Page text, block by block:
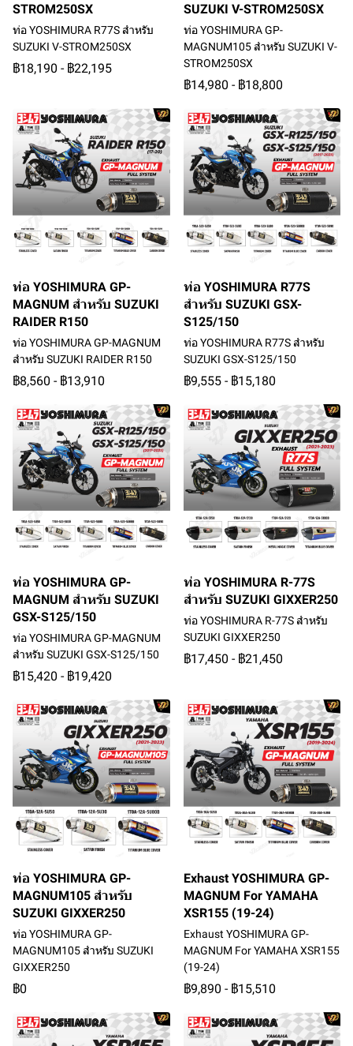
STROM250SX
ท่อ YOSHIMURA R77S สำหรับ
SUZUKI V-STROM250SX
฿18,190 - ฿22,195
SUZUKI V-STROM250SX
ท่อ YOSHIMURA GP-
MAGNUM105 สำหรับ SUZUKI V-
STROM250SX
฿14,980 - ฿18,800
ท่อ YOSHIMURA GP-
MAGNUM สำหรับ SUZUKI
RAIDER R150
ท่อ YOSHIMURA GP-MAGNUM
สำหรับ SUZUKI RAIDER R150
฿8,560 - ฿13,910
ท่อ YOSHIMURA R77S
สำหรับ SUZUKI GSX-
S125/150
ท่อ YOSHIMURA R77S สำหรับ
SUZUKI GSX-S125/150
฿9,555- ฿15,180
ท่อ YOSHIMURA GP-
MAGNUM สำหรับ SUZUKI
GSX-S125/150
ท่อ YOSHIMURA GP-MAGNUM
สำหรับ SUZUKI GSX-S125/150
฿15,420 - ฿19,420
ท่อ YOSHIMURA R-77S
สำหรับ SUZUKI GIXXER250
ท่อ YOSHIMURA R-77S สำหรับ
SUZUKI GIXXER250
฿17,450 - ฿21,450
ท่อ YOSHIMURA GP-
MAGNUM105 สำหรับ
SUZUKI GIXXER250
ท่อ YOSHIMURA GP-
MAGNUM105 สำหรับ SUZUKI
GIXXER250
฿0
Exhaust YOSHIMURA GP-
MAGNUM For YAMAHA
XSR155 (19-24)
Exhaust YOSHIMURA GP-
MAGNUM For YAMAHA XSR155
(19-24)
฿9,890 - ฿15,510